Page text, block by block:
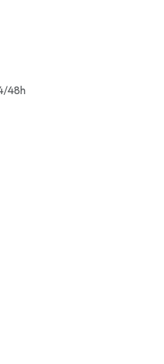
48h